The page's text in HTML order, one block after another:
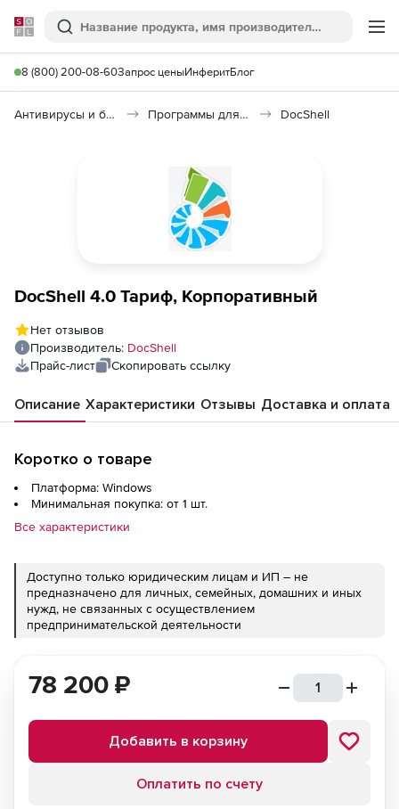
Softline
Поиск
8 (800) 200-08-60Запрос ценыИнферитБлог
Антивирусы и безопасность Программы для защиты информации DocShell
DocShell 4.0 Тариф, Корпоративный
Нет отзывов
Производитель: DocShell
Прайс-лист
Скопировать ссылку
Описание Характеристики Отзывы Доставка и оплата
Коротко о товаре
Платформа: Windows
Минимальная покупка: от 1 шт.
Все характеристики
Доступно только юридическим лицам и ИП – не
предназначено для личных, семейных, домашних и иных
нужд, не связанных с осуществлением
предпринимательской деятельности
78 200 ₽
Добавить в корзину
Оплатить по счету